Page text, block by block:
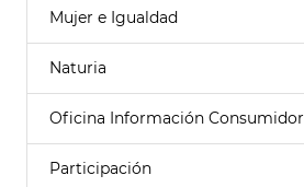
Mujer e Igualdad
Naturia
Oficina Información Consumidor
Participación